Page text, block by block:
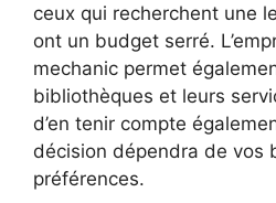
ceux qui recherchent une
ont un budget serré.
mechanic permet
bibliothèques et leurs
d’en tenir compte
décision dépendra de vos
préférences.